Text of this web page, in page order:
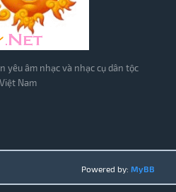
yêu âm nhạc và nhạc cụ dân tộc
Việt Nam
Powered by: MyBB